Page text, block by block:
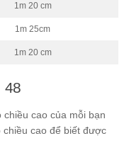
1m 20 cm
1m 25cm
1m 20 cm
48
cao của mỗi bạn
cao để biết được